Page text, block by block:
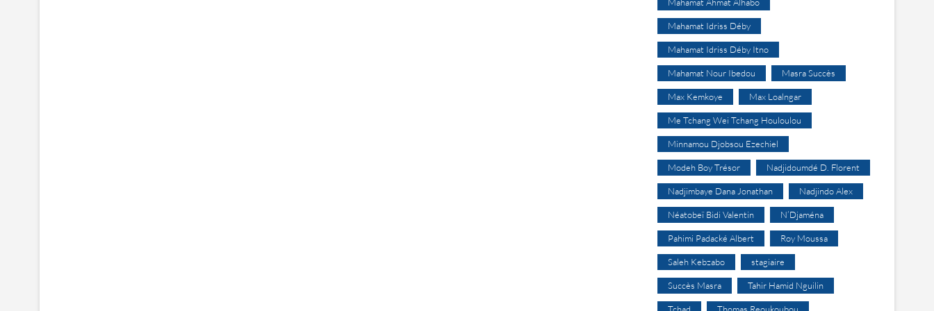
Mahamat Idriss Déby
Mahamat Idriss Déby Itno
Mahamat Nour Ibedou Masra Succès
Max Kemkoye Max Loalngar
Me Tchang Wei Tchang Houloulou
Minnamou Djobsou Ezechiel
Modeh Boy Trésor Nadjidoumdé D. Florent
Nadjimbaye Dana Jonathan Nadjindo Alex
Néatobeï Bidi Valentin N’Djaména
Pahimi Padacké Albert Roy Moussa
Saleh Kebzabo stagiaire
Succès Masra Tahir Hamid Nguilin